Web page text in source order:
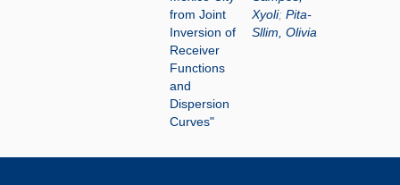
from Joint
Inversion of
Receiver
Functions
and
Dispersion
Curves"
Xyoli; Pita-
Sllim, Olivia